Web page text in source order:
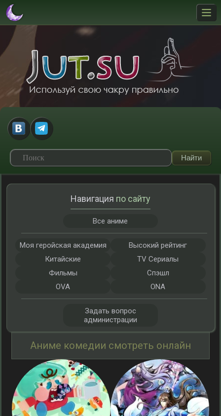
Аниме комедии смотреть онлайн
Навигация по сайту
Все аниме
Моя геройская академия
Высокий рейтинг
Китайские
TV Сериалы
Фильмы
Спэшл
OVA
ONA
Задать вопрос
администрации